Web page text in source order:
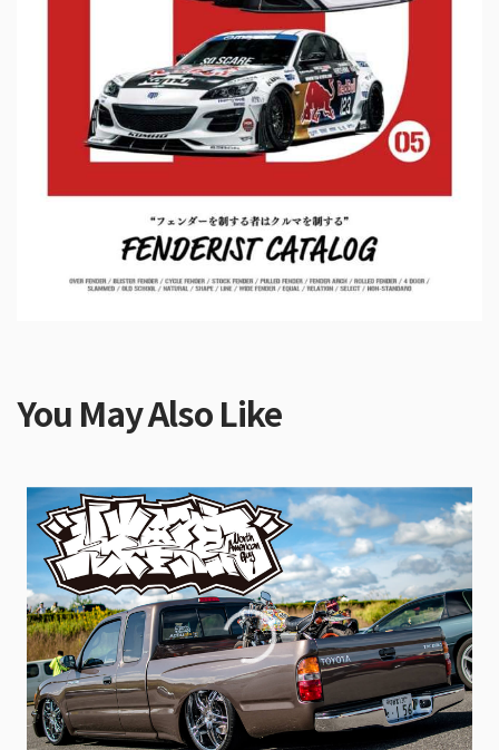
You May Also Like